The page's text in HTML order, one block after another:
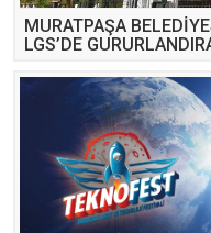
MURATPAŞA
LGS’DE